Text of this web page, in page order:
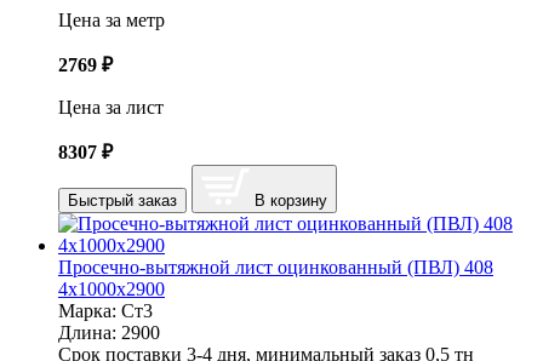
Цена за метр
2769 ₽
Цена за лист
8307 ₽
Быстрый заказ В корзину
Просечно-вытяжной лист оцинкованный (ПВЛ) 408
4х1000х2900
Марка: Ст3
Длина: 2900
Срок поставки 3-4 дня, минимальный заказ 0,5 тн